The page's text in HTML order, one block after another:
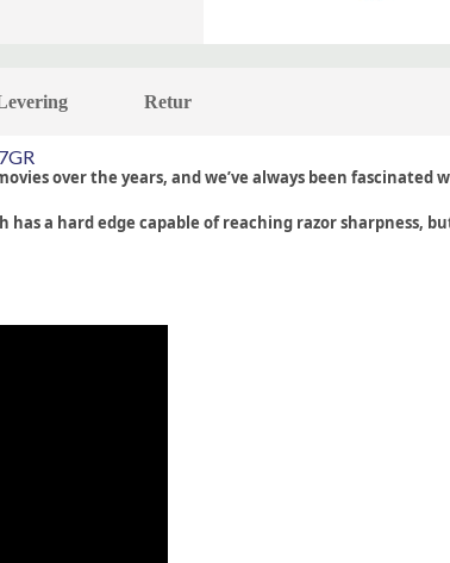
Retur
over the years, and we’ve always been
a hard edge capable of reaching razor sharpness,